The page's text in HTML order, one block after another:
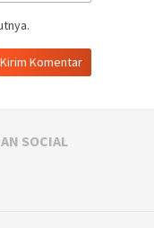
SOCIAL